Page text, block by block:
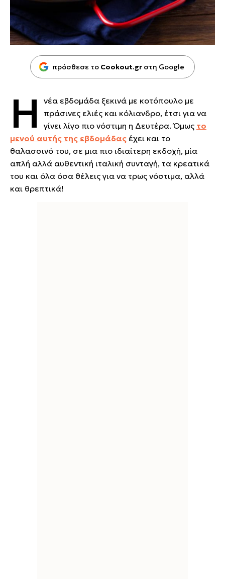
πρόσθεσε το Cookout.gr στη Google
Η
νέα εβδομάδα ξεκινά με κοτόπουλο με
πράσινες ελιές και κόλιανδρο, έτσι για να
γίνει λίγο πιο νόστιμη η Δευτέρα. Όμως το
μενού αυτής της εβδομάδας έχει και το
θαλασσινό του, σε μια πιο ιδιαίτερη εκδοχή, μία
απλή αλλά αυθεντική ιταλική συνταγή, τα κρεατικά
του και όλα όσα θέλεις για να τρως νόστιμα, αλλά
και θρεπτικά!